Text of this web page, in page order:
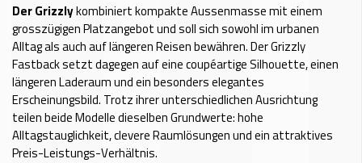
Der Grizzlykombiniert kompakte Aussenmasse mit einem
grosszügigen Platzangebot und soll sich sowohl im urbanen
Alltag als auch auf längeren Reisen bewähren. Der Grizzly
Fastback setzt dagegen auf eine coupéartige Silhouette, einen
längeren Laderaum und ein besonders elegantes
Erscheinungsbild. Trotz ihrer unterschiedlichen Ausrichtung
teilen beide Modelle dieselben Grundwerte: hohe
Alltagstauglichkeit, clevere Raumlösungen und ein attraktives
Preis-Leistungs-Verhältnis.